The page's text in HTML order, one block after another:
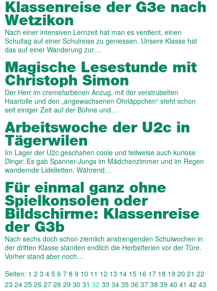
Klassenreise der G3e nach
Wetzikon
Nach einer intensiven Lernzeit hat man es verdient, einen
Schultag auf einer Schulreise zu geniessen. Unsere Klasse hat
das auf einer Wanderung zur…
Magische Lesestunde mit
Christoph Simon
Der Herr im cremefarbenen Anzug, mit der verstrubelten
Haartolle und den „angewachsenen Ohrläppchen“ steht schon
seit einiger Zeit auf der Bühne und…
Arbeitswoche der U2c in
Tägerwilen
Im Lager der U2c geschahen coole und teilweise auch kuriose
Dinge: Es gab Spanner-Jungs im Mädchenzimmer und im Regen
wandernde Lidelletten. Während…
Für einmal ganz ohne
Spielkonsolen oder
Bildschirme: Klassenreise
der G3b
Nach sechs doch schon ziemlich anstrengenden Schulwochen in
der dritten Klasse standen endlich die Herbstferien vor der Türe.
Vorher stand aber noch…
Seiten: 1 2 3 4 5 6 7 8 9 10 11 12 13 14 15 16 17 18 19 20 21 22
23 24 25 26 27 28 29 30 31 32 33 34 35 36 37 38 39 40 41 42 43